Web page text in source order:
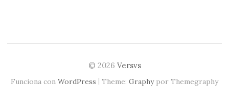
© 2026 Versvs
Funciona con WordPress | Theme: Graphypor Themegraphy